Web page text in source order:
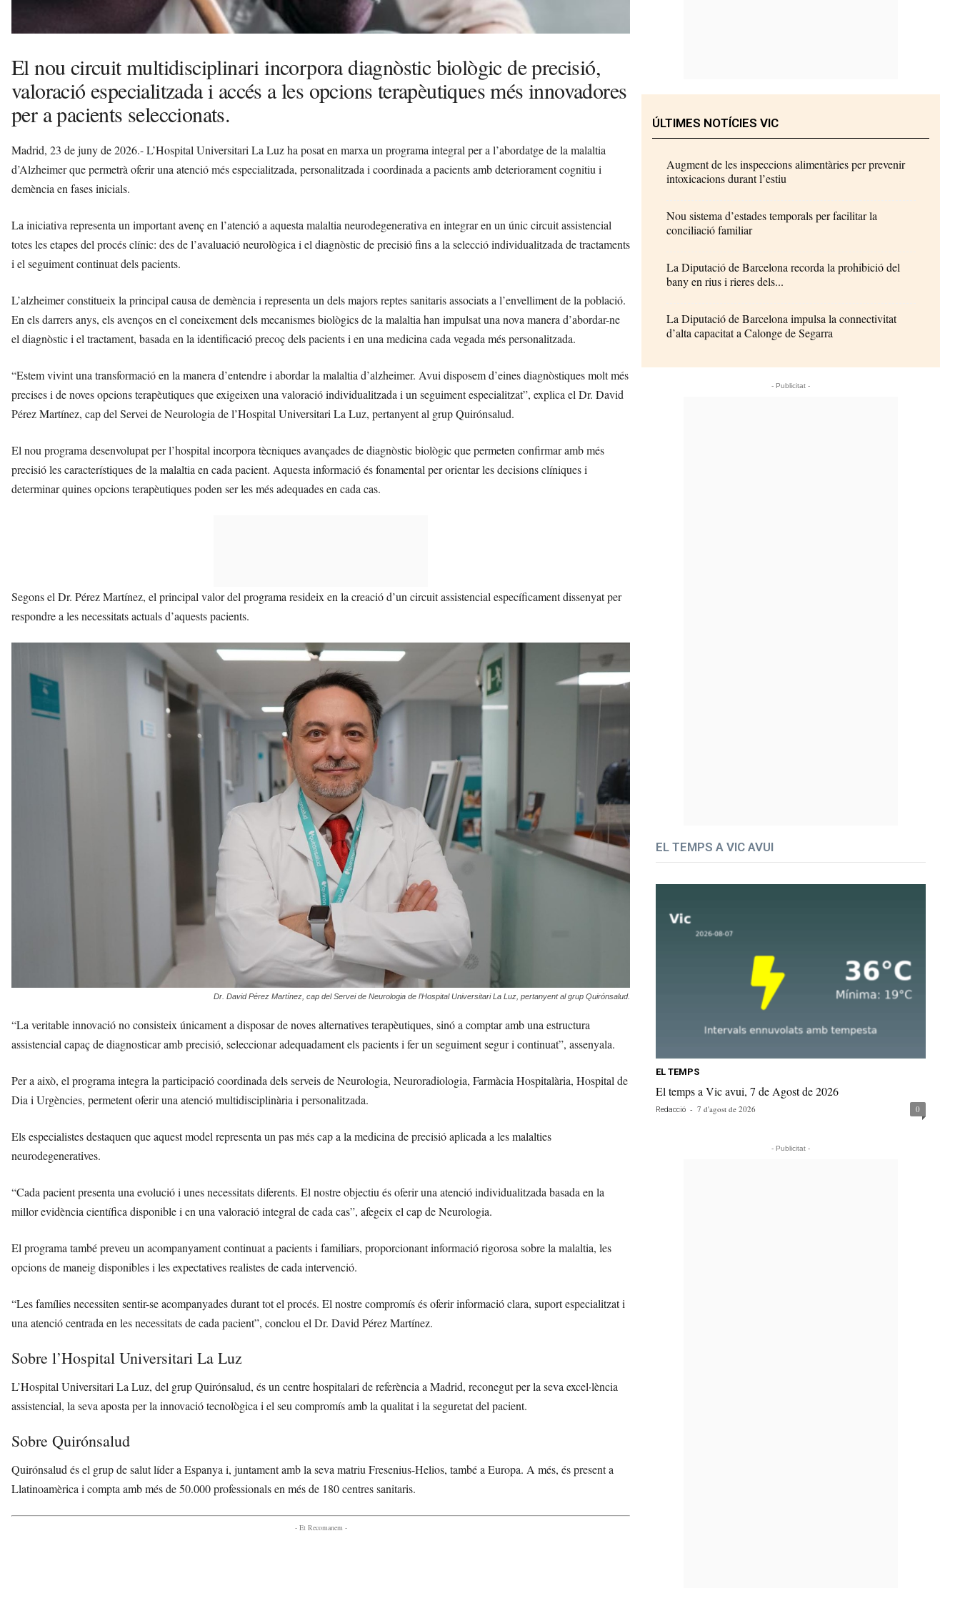
El nou circuit multidisciplinari incorpora diagnòstic biològic de precisió,
valoració especialitzada i accés a les opcions terapèutiques més innovadores
per a pacients seleccionats.
Madrid, 23 de juny de 2026.- L’Hospital Universitari La Luz ha posat en marxa un programa integral per a l’abordatge de la malaltia
d’Alzheimer que permetrà oferir una atenció més especialitzada, personalitzada i coordinada a pacients amb deteriorament cognitiu i
demència en fases inicials.
La iniciativa representa un important avenç en l’atenció a aquesta malaltia neurodegenerativa en integrar en un únic circuit assistencial
totes les etapes del procés clínic: des de l’avaluació neurològica i el diagnòstic de precisió fins a la selecció individualitzada de tractaments
i el seguiment continuat dels pacients.
L’alzheimer constitueix la principal causa de demència i representa un dels majors reptes sanitaris associats a l’envelliment de la població.
En els darrers anys, els avenços en el coneixement dels mecanismes biològics de la malaltia han impulsat una nova manera d’abordar-ne
el diagnòstic i el tractament, basada en la identificació precoç dels pacients i en una medicina cada vegada més personalitzada.
“Estem vivint una transformació en la manera d’entendre i abordar la malaltia d’alzheimer. Avui disposem d’eines diagnòstiques molt més
precises i de noves opcions terapèutiques que exigeixen una valoració individualitzada i un seguiment especialitzat”, explica el Dr. David
Pérez Martínez, cap del Servei de Neurologia de l’Hospital Universitari La Luz, pertanyent al grup Quirónsalud.
El nou programa desenvolupat per l’hospital incorpora tècniques avançades de diagnòstic biològic que permeten confirmar amb més
precisió les característiques de la malaltia en cada pacient. Aquesta informació és fonamental per orientar les decisions clíniques i
determinar quines opcions terapèutiques poden ser les més adequades en cada cas.
Segons el Dr. Pérez Martínez, el principal valor del programa resideix en la creació d’un circuit assistencial específicament dissenyat per
respondre a les necessitats actuals d’aquests pacients.
Dr. David Pérez Martínez, cap del Servei de Neurologia de l’Hospital Universitari La Luz, pertanyent al grup Quirónsalud.
“La veritable innovació no consisteix únicament a disposar de noves alternatives terapèutiques, sinó a comptar amb una estructura
assistencial capaç de diagnosticar amb precisió, seleccionar adequadament els pacients i fer un seguiment segur i continuat”, assenyala.
Per a això, el programa integra la participació coordinada dels serveis de Neurologia, Neuroradiologia, Farmàcia Hospitalària, Hospital de
Dia i Urgències, permetent oferir una atenció multidisciplinària i personalitzada.
Els especialistes destaquen que aquest model representa un pas més cap a la medicina de precisió aplicada a les malalties
neurodegeneratives.
“Cada pacient presenta una evolució i unes necessitats diferents. El nostre objectiu és oferir una atenció individualitzada basada en la
millor evidència científica disponible i en una valoració integral de cada cas”, afegeix el cap de Neurologia.
El programa també preveu un acompanyament continuat a pacients i familiars, proporcionant informació rigorosa sobre la malaltia, les
opcions de maneig disponibles i les expectatives realistes de cada intervenció.
“Les famílies necessiten sentir-se acompanyades durant tot el procés. El nostre compromís és oferir informació clara, suport especialitzat i
una atenció centrada en les necessitats de cada pacient”, conclou el Dr. David Pérez Martínez.
Sobre l’Hospital Universitari La Luz
L’Hospital Universitari La Luz, del grup Quirónsalud, és un centre hospitalari de referència a Madrid, reconegut per la seva excel·lència
assistencial, la seva aposta per la innovació tecnològica i el seu compromís amb la qualitat i la seguretat del pacient.
Sobre Quirónsalud
Quirónsalud és el grup de salut líder a Espanya i, juntament amb la seva matriu Fresenius-Helios, també a Europa. A més, és present a
Llatinoamèrica i compta amb més de 50.000 professionals en més de 180 centres sanitaris.
- Et Recomanem -
ÚLTIMES NOTÍCIES VIC
Augment de les inspeccions alimentàries per prevenir
intoxicacions durant l’estiu
Nou sistema d’estades temporals per facilitar la
conciliació familiar
La Diputació de Barcelona recorda la prohibició del
bany en rius i rieres dels...
La Diputació de Barcelona impulsa la connectivitat
d’alta capacitat a Calonge de Segarra
- Publicitat -
EL TEMPS A VIC AVUI
EL TEMPS
El temps a Vic avui, 7 de Agost de 2026
Redacció - 7 d'agost de 2026 0
- Publicitat -